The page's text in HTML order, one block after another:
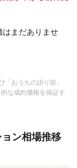
はまだありませ
おうちの語り部」
な成約価格を保証す
ン相場推移